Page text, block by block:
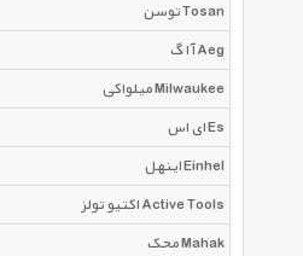
توسن Tosan
آ ا گ Aeg
میلواکی Milwaukee
ای اس Es
اینهل Einhel
اکتیو تولز Active Tools
محک Mahak